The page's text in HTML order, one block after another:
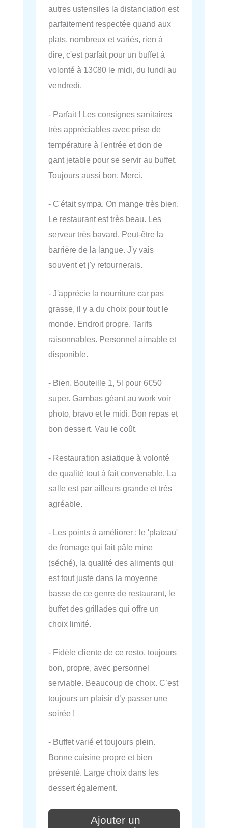
autres ustensiles la distanciation est
parfaitement respectée quand aux
plats, nombreux et variés, rien à
dire, c'est parfait pour un buffet à
volonté à 13€80 le midi, du lundi au
vendredi.
- Parfait ! Les consignes sanitaires
très appréciables avec prise de
température à l'entrée et don de
gant jetable pour se servir au buffet.
Toujours aussi bon. Merci.
- C'était sympa. On mange très bien.
Le restaurant est très beau. Les
serveur très bavard. Peut-être la
barrière de la langue. J'y vais
souvent et j'y retournerais.
- J'apprécie la nourriture car pas
grasse, il y a du choix pour tout le
monde. Endroit propre. Tarifs
raisonnables. Personnel aimable et
disponible.
- Bien. Bouteille 1, 5l pour 6€50
super. Gambas géant au work voir
photo, bravo et le midi. Bon repas et
bon dessert. Vau le coût.
- Restauration asiatique à volonté
de qualité tout à fait convenable. La
salle est par ailleurs grande et très
agréable.
- Les points à améliorer : le 'plateau'
de fromage qui fait pâle mine
(séché), la qualité des aliments qui
est tout juste dans la moyenne
basse de ce genre de restaurant, le
buffet des grillades qui offre un
choix limité.
- Fidèle cliente de ce resto, toujours
bon, propre, avec personnel
serviable. Beaucoup de choix. C’est
toujours un plaisir d’y passer une
soirée !
- Buffet varié et toujours plein.
Bonne cuisine propre et bien
présenté. Large choix dans les
dessert également.
Ajouter un